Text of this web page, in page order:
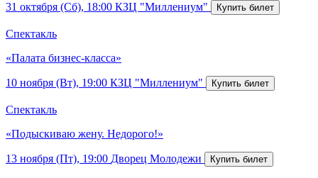
31 октября (Сб), 18:00 КЗЦ "Миллениум"
Спектакль
«Палата бизнес-класса»
10 ноября (Вт), 19:00 КЗЦ "Миллениум"
Спектакль
«Подыскиваю жену. Недорого!»
13 ноября (Пт), 19:00 Дворец Молодежи